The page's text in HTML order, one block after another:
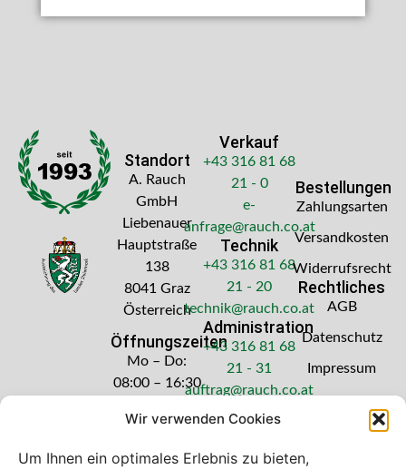
Wir verwenden Cookies
Um Ihnen ein optimales Erlebnis zu bieten,
Standort
A. Rauch
GmbH
Liebenauer
Hauptstraße
138
8041 Graz
Österreich
Öffnungszeiten
Mo – Do:
08:00 – 16:30
Freitag: 08:00
Verkauf
+43 316 81 68
21 - 0
e-
anfrage@rauch.co.at
Technik
+43 316 81 68
21 - 20
technik@rauch.co.at
Administration
+43 316 81 68
21 - 31
auftrag@rauch.co.at
Bestellungen
Zahlungsarten
Versandkosten
Widerrufsrecht
Rechtliches
AGB
Datenschutz
Impressum